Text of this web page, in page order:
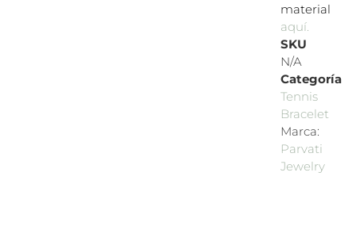
material
aquí.
SKU
N/A
Categoría
Tennis
Bracelet
Marca:
Parvati
Jewelry